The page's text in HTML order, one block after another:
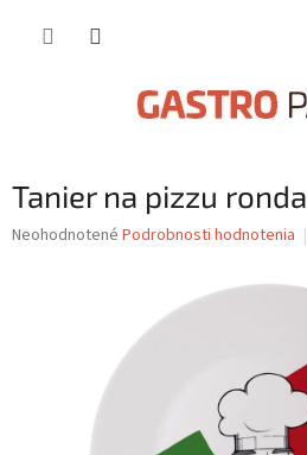
Tanier na pizzu ronda
Priemerné
Neohodnotené Podrobnosti hodnotenia